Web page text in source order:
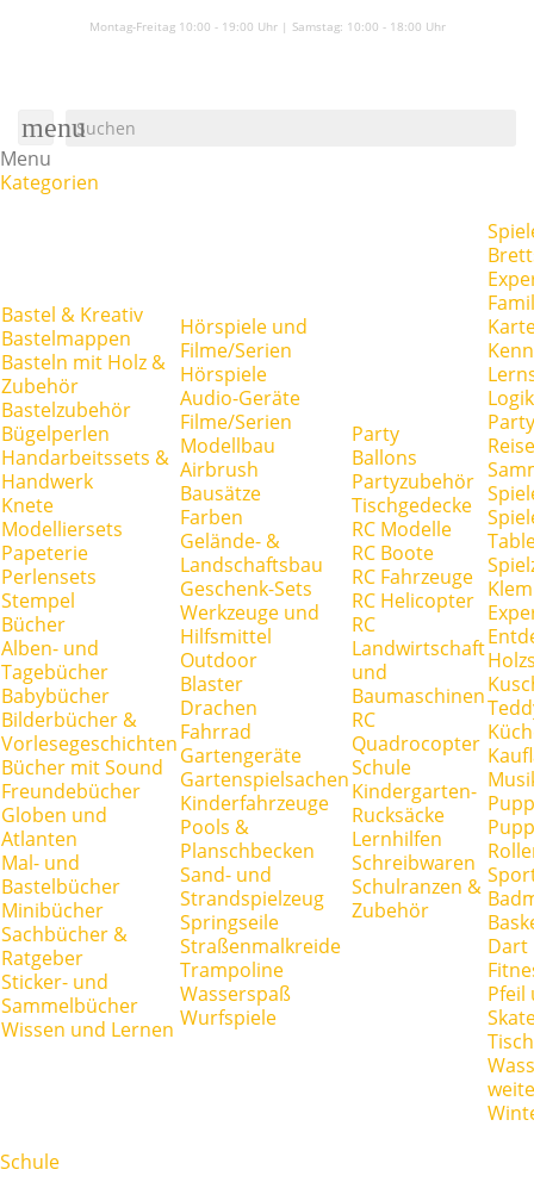
Montag-Freitag 10:00 - 19:00 Uhr | Samstag: 10:00 - 18:00 Uhr
menu
Menu
Kategorien
Bastel & Kreativ
Bastelmappen
Basteln mit Holz &
Zubehör
Bastelzubehör
Bügelperlen
Handarbeitssets &
Handwerk
Knete
Modelliersets
Papeterie
Perlensets
Stempel
Bücher
Alben- und
Tagebücher
Babybücher
Bilderbücher &
Vorlesegeschichten
Bücher mit Sound
Freundebücher
Globen und
Atlanten
Mal- und
Bastelbücher
Minibücher
Sachbücher &
Ratgeber
Sticker- und
Sammelbücher
Wissen und Lernen
Hörspiele und
Filme/Serien
Hörspiele
Audio-Geräte
Filme/Serien
Modellbau
Airbrush
Bausätze
Farben
Gelände- &
Landschaftsbau
Geschenk-Sets
Werkzeuge und
Hilfsmittel
Outdoor
Blaster
Drachen
Fahrrad
Gartengeräte
Gartenspielsachen
Kinderfahrzeuge
Pools &
Planschbecken
Sand- und
Strandspielzeug
Springseile
Straßenmalkreide
Trampoline
Wasserspaß
Wurfspiele
Party
Ballons
Partyzubehör
Tischgedecke
RC Modelle
RC Boote
RC Fahrzeuge
RC Helicopter
RC
Landwirtschaft
und
Baumaschinen
RC
Quadrocopter
Schule
Kindergarten-
Rucksäcke
Lernhilfen
Schreibwaren
Schulranzen &
Zubehör
Dart
Pfeil
Schule